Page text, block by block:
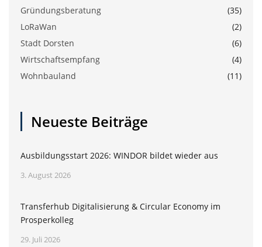
Gründungsberatung
(35)
LoRaWan
(2)
Stadt Dorsten
(6)
Wirtschaftsempfang
(4)
Wohnbauland
(11)
Neueste Beiträge
Ausbildungsstart 2026: WINDOR bildet wieder aus
3. August 2026
Transferhub Digitalisierung & Circular Economy im
Prosperkolleg
29. Juli 2026